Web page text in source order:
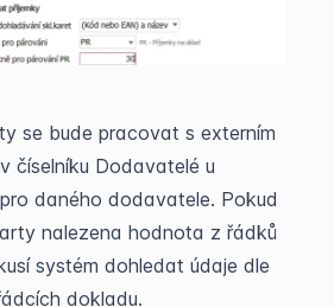
se bude pracovat s externím
číselníku Dodavatelé u
daného dodavatele. Pokud
nalezena hodnota z řádků
systém dohledat údaje dle
dokladu.